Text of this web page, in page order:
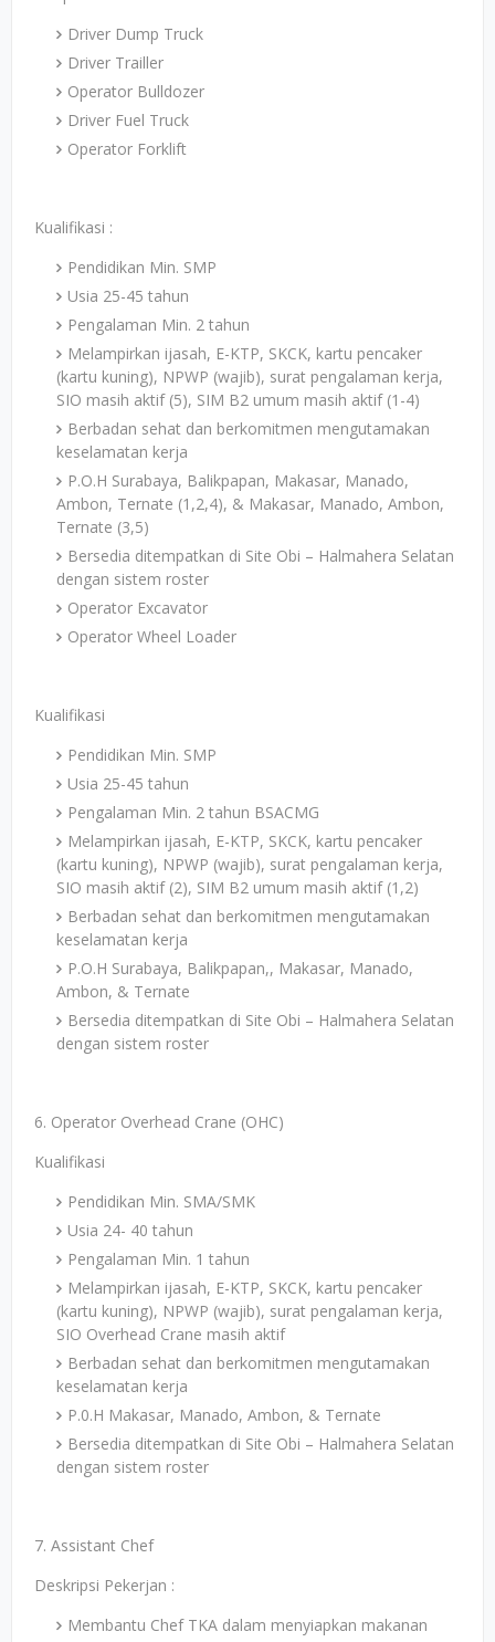
Driver Dump Truck
Driver Trailler
Operator Bulldozer
Driver Fuel Truck
Operator Forklift
Kualifikasi :
Pendidikan Min. SMP
Usia 25-45 tahun
Pengalaman Min. 2 tahun
Melampirkan ijasah, E-KTP, SKCK, kartu pencaker
(kartu kuning), NPWP (wajib), surat pengalaman kerja,
SIO masih aktif (5), SIM B2 umum masih aktif (1-4)
Berbadan sehat dan berkomitmen mengutamakan
keselamatan kerja
P.O.H Surabaya, Balikpapan, Makasar, Manado,
Ambon, Ternate (1,2,4), & Makasar, Manado, Ambon,
Ternate (3,5)
Bersedia ditempatkan di Site Obi – Halmahera Selatan
dengan sistem roster
Operator Excavator
Operator Wheel Loader
Kualifikasi
Pendidikan Min. SMP
Usia 25-45 tahun
Pengalaman Min. 2 tahun BSACMG
Melampirkan ijasah, E-KTP, SKCK, kartu pencaker
(kartu kuning), NPWP (wajib), surat pengalaman kerja,
SIO masih aktif (2), SIM B2 umum masih aktif (1,2)
Berbadan sehat dan berkomitmen mengutamakan
keselamatan kerja
P.O.H Surabaya, Balikpapan,, Makasar, Manado,
Ambon, & Ternate
Bersedia ditempatkan di Site Obi – Halmahera Selatan
dengan sistem roster
6. Operator Overhead Crane (OHC)
Kualifikasi
Pendidikan Min. SMA/SMK
Usia 24- 40 tahun
Pengalaman Min. 1 tahun
Melampirkan ijasah, E-KTP, SKCK, kartu pencaker
(kartu kuning), NPWP (wajib), surat pengalaman kerja,
SIO Overhead Crane masih aktif
Berbadan sehat dan berkomitmen mengutamakan
keselamatan kerja
P.0.H Makasar, Manado, Ambon, & Ternate
Bersedia ditempatkan di Site Obi – Halmahera Selatan
dengan sistem roster
7. Assistant Chef
Deskripsi Pekerjan :
Membantu Chef TKA dalam menyiapkan makanan